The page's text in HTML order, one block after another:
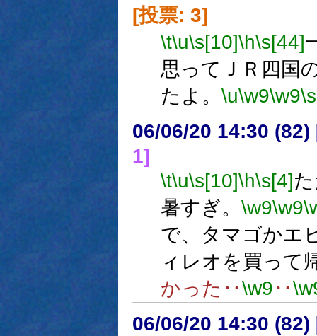
[投票: 3]
\t\u\s[10]\h\s[44]
思ってＪＲ四国
たよ。 \u\w9\w9
06/06/20 14:30 (82)
1]
\t\u\s[10]\h\s[4]
暑すぎ。 \w9\w9
で、タマゴかエ
ィレオを買って
かった‥\w9‥
06/06/20 14:30 (82)